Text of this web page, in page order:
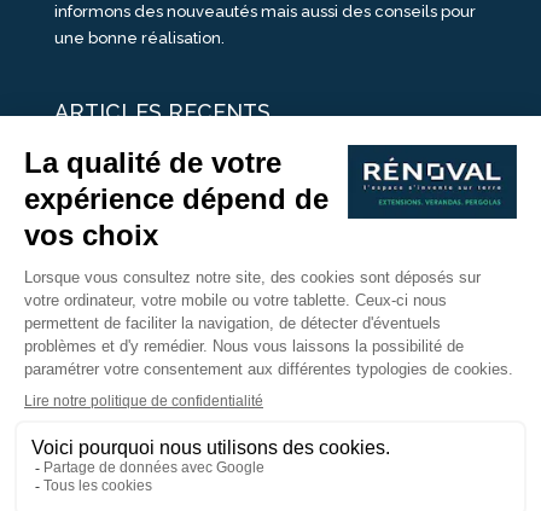
informons des nouveautés mais aussi des conseils pour
une bonne réalisation.
ARTICLES RECENTS
25 idées de vérandas design
Un été pour une véranda
Portes Ouvertes Véranda Extension Suisse | 26-27 Juin
Une ombre avec une pergola aluminium
portes ouvertes véranda sur mesure
Nous Suivre